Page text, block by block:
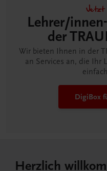
Jetzt
Lehrer/
der
Wir bieten Ihnen in der
an Services an, die Ihr
DigiBox
Herzlich